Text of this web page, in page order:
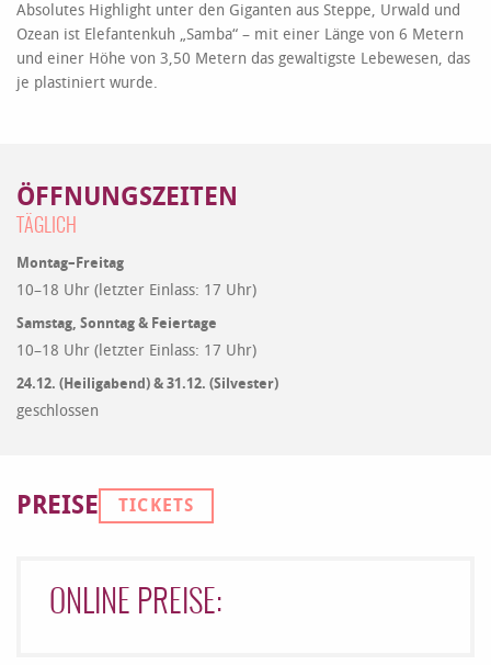
Absolutes Highlight unter den Giganten aus Steppe, Urwald und
Ozean ist Elefantenkuh „Samba“ – mit einer Länge von 6 Metern
und einer Höhe von 3,50 Metern das gewaltigste Lebewesen, das
je plastiniert wurde.
ÖFFNUNGSZEITEN
TÄGLICH
Montag–Freitag
10–18 Uhr (letzter Einlass: 17 Uhr)
Samstag, Sonntag & Feiertage
10–18 Uhr (letzter Einlass: 17 Uhr)
24.12. (Heiligabend) & 31.12. (Silvester)
geschlossen
PREISE TICKETS
ONLINE PREISE: